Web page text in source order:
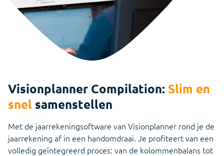
Visionplanner Compilation: Slim en
snel samenstellen
Met de jaarrekeningsoftware van Visionplanner rond je de
jaarrekening af in een handomdraai. Je profiteert van een
volledig geïntegreerd proces: van de kolommenbalans tot